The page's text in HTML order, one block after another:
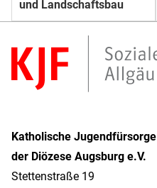
und Landschaftsbau
Katholische Jugendfürsorge
der Diözese Augsburg e.V.
Stettenstraße 19